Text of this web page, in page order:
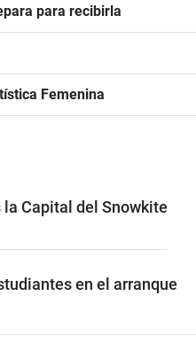
para recibirla
Femenina
la Capital del Snowkite
en el arranque